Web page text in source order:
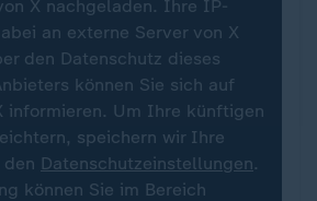
X nachgeladen. Ihre IP-
an externe Server von X
den Datenschutz dieses
können Sie sich auf
informieren. Um Ihre künftigen
speichern wir Ihre
Datenschutzeinstellungen.
können Sie im Bereich